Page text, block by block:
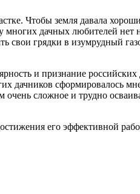
Чтобы земля давала
дачных любителей
грядки в изумрудный
и признание
дачников сформировалось
сложное и трудно
его эффективной